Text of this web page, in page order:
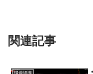
関連記事
環境認識